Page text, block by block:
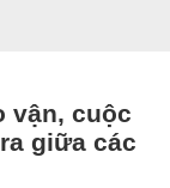
vận, cuộc
giữa các